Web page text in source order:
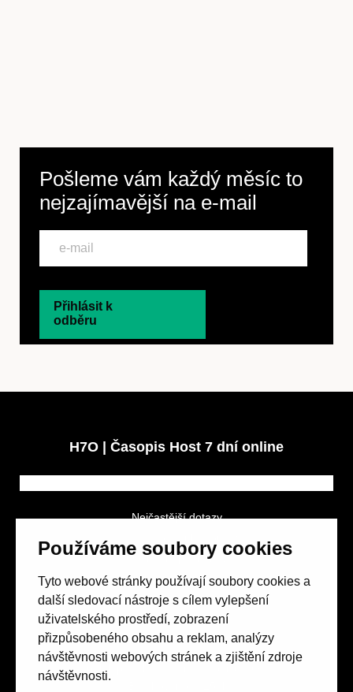
Používáme soubory cookies
Tyto webové stránky používají soubory cookies a
další sledovací nástroje s cílem vylepšení
uživatelského prostředí, zobrazení
přizpůsobeného obsahu a reklam, analýzy
návštěvnosti webových stránek a zjištění zdroje
návštěvnosti.
Předplatné
Pošleme vám každý měsíc to
nejzajímavější na e-mail
Přihlásit k
odběru
H7O | Časopis Host 7 dní online
Nejčastější dotazy
Obchodní podmínky
Spolek přátel vydávání